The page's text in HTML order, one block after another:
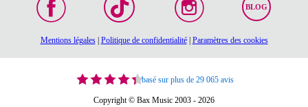
BLOG
Mentions légales| Politique de confidentialité| Paramètres des cookies
basé sur plus de 29 065 avis
Copyright © Bax Music 2003 - 2026